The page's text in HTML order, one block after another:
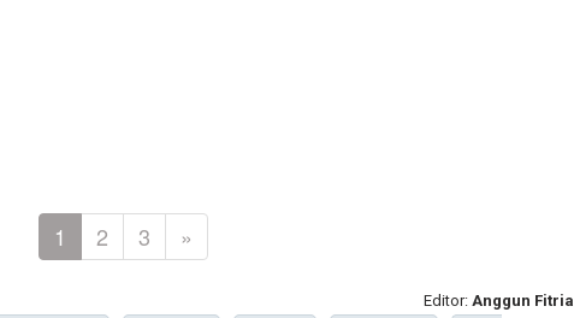
1 2 3 »
Editor: Anggun Fitria